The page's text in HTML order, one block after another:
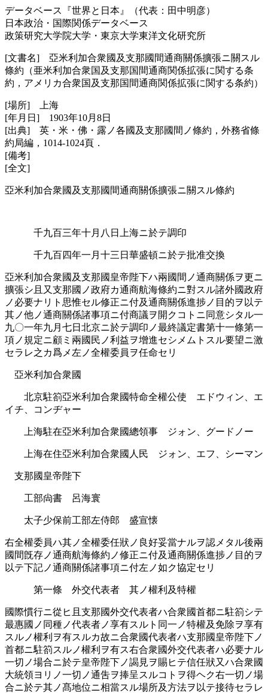
データベース『世界と日本』（代表：田中明彦）
日本政治・国際関係データベース
政策研究大学院大学・東京大学東洋文化研究所
[文書名] 亞米利加合衆國及支那國間通󠄁商關係擴張ニ關スル
條約（亜米利加合衆国及支那国間通商関係拡張に関する条
約，アメリカ合衆国及支那国間通商関係拡張に関する条約）
[場所] 上海
[年月日] 1903年10月8日
[出典] 英・米・佛・露ノ各國及支那國間ノ條約，外務省條
約局編，1014-1024頁．
[備考]
[全文]
亞米利加合衆國及支那國間通󠄁商關係擴張ニ關スル條約
千九百三年十月八日上海ニ於テ調󠄁印
千九百四年一月十三日華盛頓ニ於テ批准交換
亞米利加合衆國及支那國皇帝陛下ハ兩國間ノ通󠄁商關係ヲ更ニ
擴張シ且又支那國ノ政府カ通󠄁商航海條約ニ對スル諸外國政府
ノ必要󠄁ナリト思惟セル修正ニ付及通󠄁商關係進捗ノ目的ヲ以テ
其ノ他ノ通󠄁商關係諸事項ニ付商議ヲ開クコトニ同意シタル一
九〇一年九月七日北京ニ於テ調󠄁印ノ最終󠄁議定書第十一條第一
項ノ規定ニ顧󠄁ミ兩國民ノ利益ヲ增進セシメムトスル要󠄁望ニ激
セラレ之カ爲メ左ノ全權委員ヲ任命セリ
亞米利加合衆國
北京駐箚亞米利加合衆國特命全權公使 エドウィン、エ
イチ、コンヂャー
上海駐在亞米利加合衆國總領事 ジォン、グードノー
上海在住亞米利加合衆國人民 ジォン、エフ、シーマン
支那國皇帝陛下
工部尙書 呂海寰
太子少保前工部左侍郎 盛宣懐
右全權委員ハ其ノ全權委任狀ノ良好妥󠄁當ナルヲ認󠄁メタル後兩
國間旣存ノ通󠄁商航海條約ノ修正ニ付及通󠄁商關係進捗ノ目的ヲ
以テ下記ノ通󠄁商關係諸事項ニ付左ノ如ク協定セリ
第一條 外交代表者 其ノ權利及特權
國際慣行ニ從ヒ且支那國外交代表者ハ合衆國首都ニ駐箚シテ
最惠國ノ同種ノ代表者ノ享有スルト同一ノ特權及免󠄁除ヲ享有
スルノ權利ヲ有スルカ故ニ合衆國代表者ハ支那國皇帝陛下ノ
首都ニ駐箚スルノ權利ヲ有ス右合衆國外交代表者ハ必要󠄁ナル
一切ノ場合ニ於テ皇帝陛下ノ謁見ヲ賜ヒテ信任狀又ハ合衆國
大統領ヨリノ一切ノ通吿ヲ捧呈スルコトヲ得ヘク右一切ノ場
合ニ於テ其ノ髙地位ニ相當スル場所󠄁及方法ヲ以テ接待セラレ